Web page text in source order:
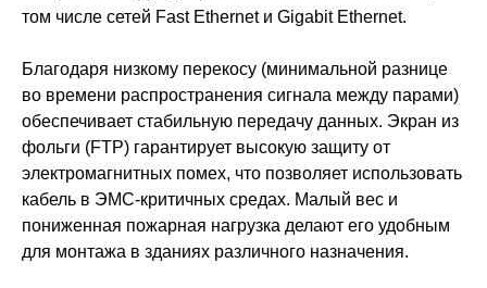
том числе сетей Fast Ethernet и Gigabit Ethernet.
Благодаря низкому перекосу (минимальной разнице
во времени распространения сигнала между парами)
обеспечивает стабильную передачу данных. Экран из
фольги (FTP) гарантирует высокую защиту от
электромагнитных помех, что позволяет использовать
кабель в ЭМС-критичных средах. Малый вес и
пониженная пожарная нагрузка делают его удобным
для монтажа в зданиях различного назначения.